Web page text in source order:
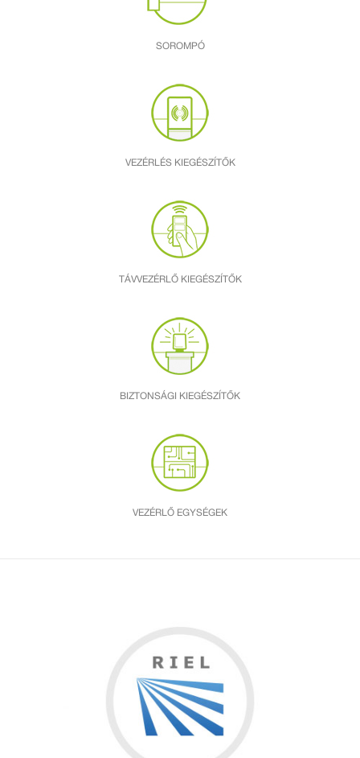
SOROMPÓ
VEZÉRLÉS KIEGÉSZÍTŐK
TÁVVEZÉRLŐ KIEGÉSZÍTŐK
BIZTONSÁGI KIEGÉSZÍTŐK
VEZÉRLŐ EGYSÉGEK